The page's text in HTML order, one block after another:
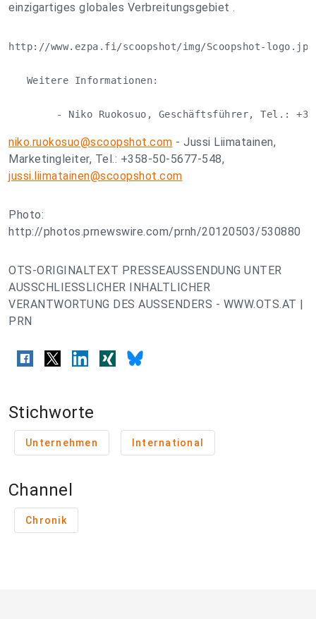
einzigartiges globales Verbreitungsgebiet .
http://www.ezpa.fi/scoopshot/img/Scoopshot-
   Weitere Informationen:
- Niko Ruokosuo, Geschäftsführer, Tel.:
niko.ruokosuo@scoopshot.com - Jussi Liimatainen,
Marketingleiter, Tel.: +358-50-5677-548,
jussi.liimatainen@scoopshot.com
Photo:
http://photos.prnewswire.com/prnh/20120503/530880
OTS-ORIGINALTEXT PRESSEAUSSENDUNG UNTER
AUSSCHLIESSLICHER INHALTLICHER
VERANTWORTUNG DES AUSSENDERS - WWW.OTS.AT |
PRN
Stichworte
Unternehmen International
Channel
Chronik